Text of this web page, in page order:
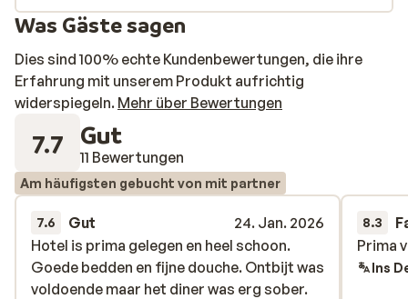
Was Gäste sagen
Dies sind 100% echte Kundenbewertungen, die ihre
Erfahrung mit unserem Produkt aufrichtig
widerspiegeln. Mehr über Bewertungen
7.7 Gut
11 Bewertungen
Am häufigsten gebucht von mit partner
7.6 Gut
24. Jan. 2026
Hotel is prima gelegen en heel schoon.
Goede bedden en fijne douche. Ontbijt was
voldoende maar het diner was erg sober.
Hotel is prima gelegen en heel schoon.
Goede bedden en fijne douche. Ontbijt was
voldoende maar het diner was erg sober.
8.3
Prima
Prima
Ins